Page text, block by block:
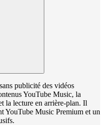
publicité des vidéos
YouTube Music, la
la lecture en arrière-plan. Il
YouTube Music Premium et un